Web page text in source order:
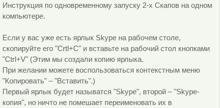
Инструкция по одновременному запуску 2-х Скапов на одном
компьютере.
Если у вас уже есть ярлык Skype на рабочем столе,
скопируйте его "Crtl+C" и вставьте на рабочий стол кнопками
"Ctrl+V" (Этим мы создали копию ярлыка.
При желании можете воспользоваться контекстным меню
"Копировать" – "Вставить".)
Первый ярлык будет называтся "Skype", второй – "Skype-
копия", но ничто не помешает переименовать их в